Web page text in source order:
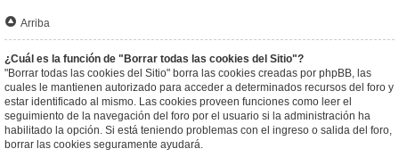
Arriba
¿Cuál es la función de "Borrar todas las cookies del Sitio"?
"Borrar todas las cookies del Sitio" borra las cookies creadas por phpBB, las
cuales le mantienen autorizado para acceder a determinados recursos del foro y
estar identificado al mismo. Las cookies proveen funciones como leer el
seguimiento de la navegación del foro por el usuario si la administración ha
habilitado la opción. Si está teniendo problemas con el ingreso o salida del foro,
borrar las cookies seguramente ayudará.